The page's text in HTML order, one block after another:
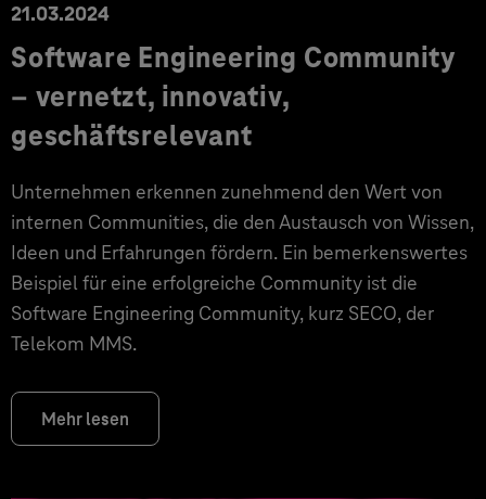
21.03.2024
Software Engineering Community
– vernetzt, innovativ,
geschäftsrelevant
Unternehmen erkennen zunehmend den Wert von
internen Communities, die den Austausch von Wissen,
Ideen und Erfahrungen fördern. Ein bemerkenswertes
Beispiel für eine erfolgreiche Community ist die
Software Engineering Community, kurz SECO, der
Telekom MMS.
Mehr lesen